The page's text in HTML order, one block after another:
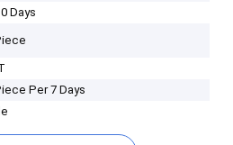
Days
Per 7 Days